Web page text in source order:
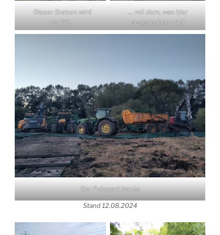
Dieser Graben wird
verfüllt…
… mit dem, was hier
ausgehoben wird
Der Fuhrpark heute
Stand 12.08.2024